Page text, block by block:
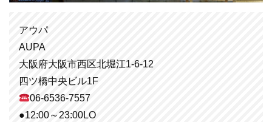
アウパ
AUPA
大阪府大阪市西区北堀江1-6-12
四ツ橋中央ビル1F
06-6536-7557
●12:00～23:00LO